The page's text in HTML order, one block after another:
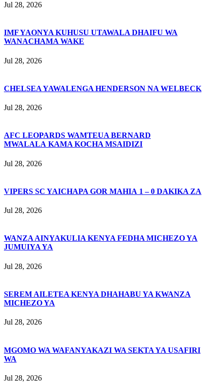
Jul 28, 2026
IMF YAONYA KUHUSU UTAWALA DHAIFU WA
WANACHAMA WAKE
Jul 28, 2026
CHELSEA YAWALENGA HENDERSON NA WELBECK
Jul 28, 2026
AFC LEOPARDS WAMTEUA BERNARD
MWALALA KAMA KOCHA MSAIDIZI
Jul 28, 2026
VIPERS SC YAICHAPA GOR MAHIA 1 – 0 DAKIKA ZA
Jul 28, 2026
WANZA AINYAKULIA KENYA FEDHA MICHEZO YA
JUMUIYA YA
Jul 28, 2026
SEREM AILETEA KENYA DHAHABU YA KWANZA
MICHEZO YA
Jul 28, 2026
MGOMO WA WAFANYAKAZI WA SEKTA YA USAFIRI
WA
Jul 28, 2026